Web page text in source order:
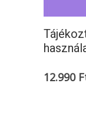
12.990